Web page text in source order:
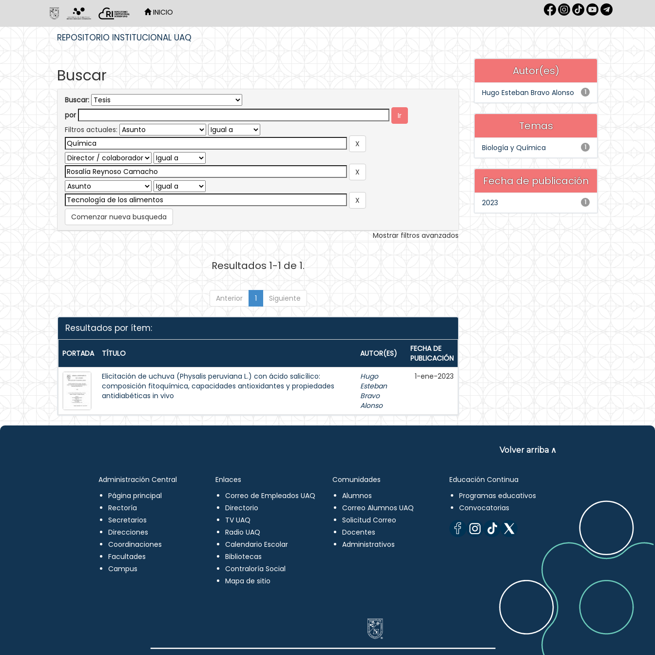
INICIO
REPOSITORIO INSTITUCIONAL UAQ
Buscar
Buscar:
por
Filtros actuales:
Comenzar nueva busqueda
Mostrar filtros avanzados
Resultados 1-1 de 1.
Anterior 1 Siguiente
Resultados por ítem:
PORTADA TÍTULO AUTOR(ES)
FECHA DE
PUBLICACIÓN
Elicitación de uchuva (Physalis peruviana L.) con ácido salicílico:
composición fitoquímica, capacidades antioxidantes y propiedades
antidiabéticas in vivo
Hugo
Esteban
Bravo
Alonso
1-ene-2023
Autor(es)
1
Hugo Esteban Bravo Alonso
Temas
1
Biología y Química
Fecha de publicación
1
2023
Volver arriba ∧
Administración Central
Página principal
Rectoría
Secretarios
Direcciones
Coordinaciones
Facultades
Campus
Enlaces
Correo de Empleados UAQ
Directorio
TV UAQ
Radio UAQ
Calendario Escolar
Bibliotecas
Contraloría Social
Mapa de sitio
Comunidades
Alumnos
Correo Alumnos UAQ
Solicitud Correo
Docentes
Administrativos
Educación Continua
Programas educativos
Convocatorias